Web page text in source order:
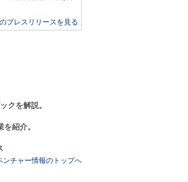
プレスリリースを見る
クを解説。
紹介。
ンチャー情報のトップへ